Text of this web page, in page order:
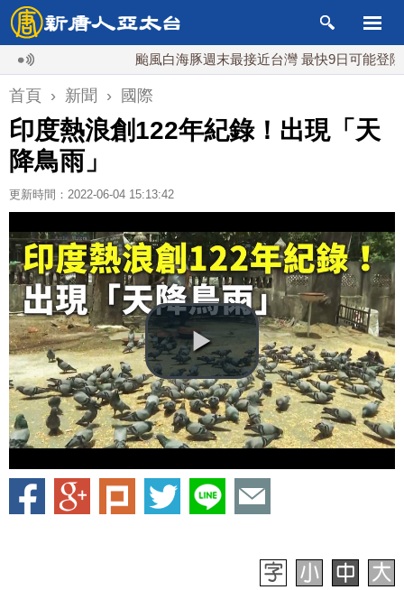
颱風白海豚週末最接近台灣 最快9日可能登陸中國
首頁 › 新聞 › 國際
印度熱浪創122年紀錄！出現「天
降鳥雨」
更新時間：2022-06-04 15:13:42